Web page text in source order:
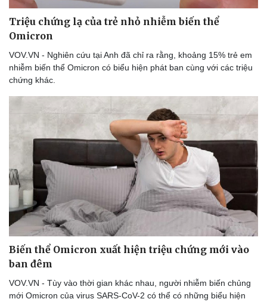
Thể thao
Bóng đá
Lịch thi đấu bóng đá
Thế giới thể thao
eSports
Ô tô - Xe máy
Xe máy
Tư vấn
Triệu chứng lạ của trẻ nhỏ nhiễm biến thể
Omicron
VOV.VN - Nghiên cứu tại Anh đã chỉ ra rằng, khoảng 15% trẻ em
nhiễm biến thể Omicron có biểu hiện phát ban cùng với các triệu
chứng khác.
Biến thể Omicron xuất hiện triệu chứng mới vào
ban đêm
VOV.VN - Tùy vào thời gian khác nhau, người nhiễm biến chủng
mới Omicron của virus SARS-CoV-2 có thể có những biểu hiện